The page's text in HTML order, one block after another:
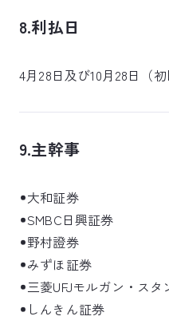
8.利払日
4月28日及び10月28日（
9.主幹事
大和証券
SMBC日興証券
野村證券
みずほ証券
三菱UFJモルガン・スタ
しんきん証券